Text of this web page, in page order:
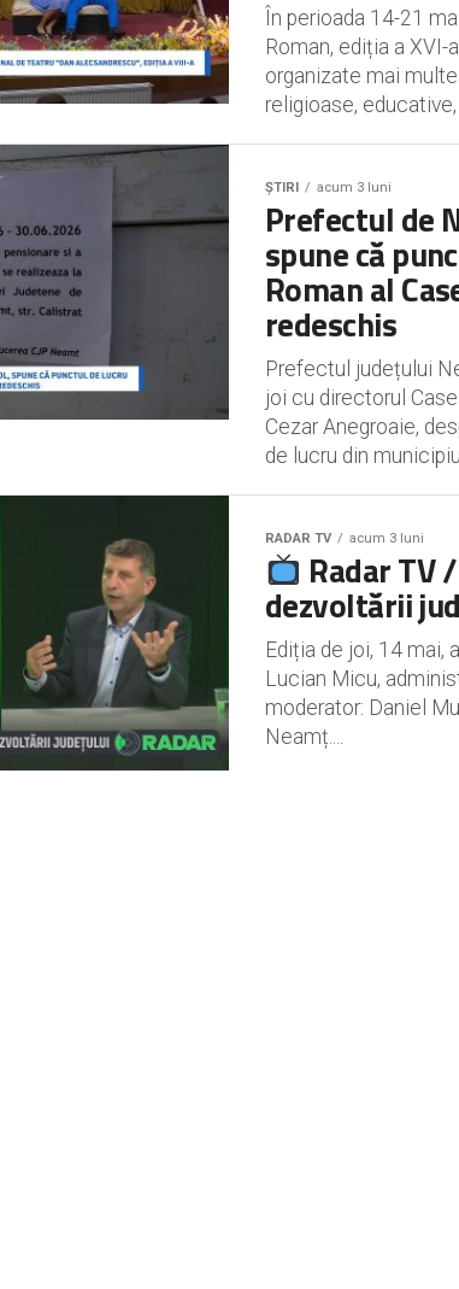
În perioada 14-21
Roman, ediția a
organizate mai
religioase, educative,
ȘTIRI acum 3 luni
Prefectul de
spune că
Roman al
redeschis
Prefectul județului
joi cu directorul
Cezar Anegroaie,
de lucru din
RADAR TV acum 3 luni
Radar TV
dezvoltării
Ediția de joi, 14 mai,
Lucian Micu,
moderator: Daniel
Neamț....